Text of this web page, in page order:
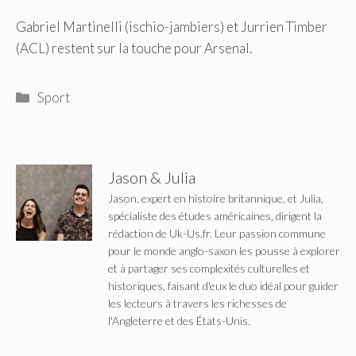
Gabriel Martinelli (ischio-jambiers) et Jurrien Timber
(ACL) restent sur la touche pour Arsenal.
Catégories
Sport
Jason & Julia
Jason, expert en histoire britannique, et Julia,
spécialiste des études américaines, dirigent la
rédaction de Uk-Us.fr. Leur passion commune
pour le monde anglo-saxon les pousse à explorer
et à partager ses complexités culturelles et
historiques, faisant d'eux le duo idéal pour guider
les lecteurs à travers les richesses de
l'Angleterre et des États-Unis.